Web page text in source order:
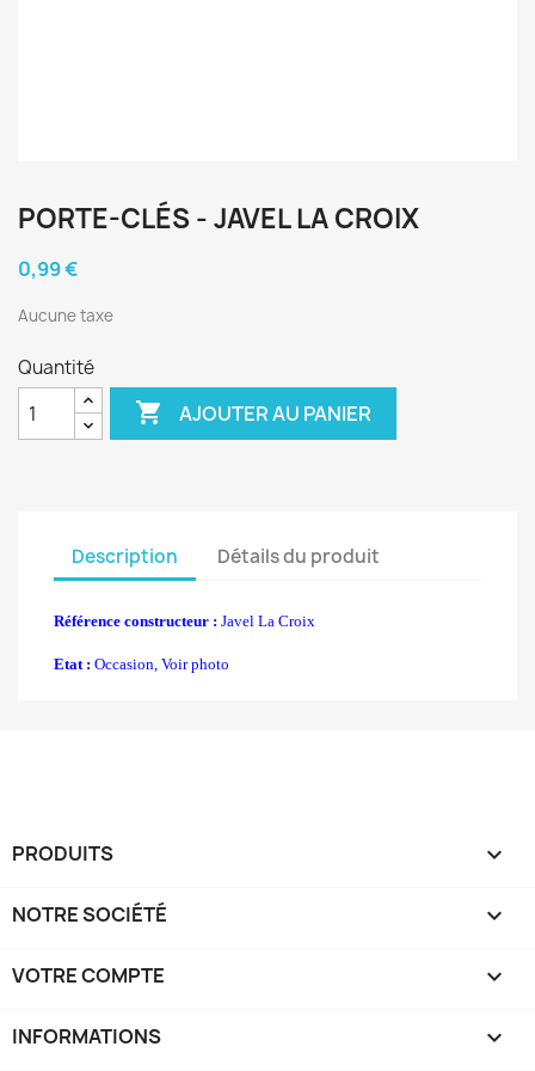
PORTE-CLÉS - JAVEL LA CROIX
0,99 €
Aucune taxe
Quantité
 AJOUTER AU PANIER
Description Détails du produit
Référence constructeur : Javel La Croix
Etat : Occasion, Voir photo
PRODUITS 
NOTRE SOCIÉTÉ 
VOTRE COMPTE 
INFORMATIONS keyboard_arrow_down